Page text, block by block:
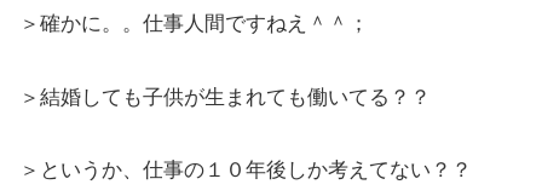
＞確かに。。仕事人間ですねえ＾＾；
＞結婚しても子供が生まれても働いてる？？
＞というか、仕事の１０年後しか考えてない？？